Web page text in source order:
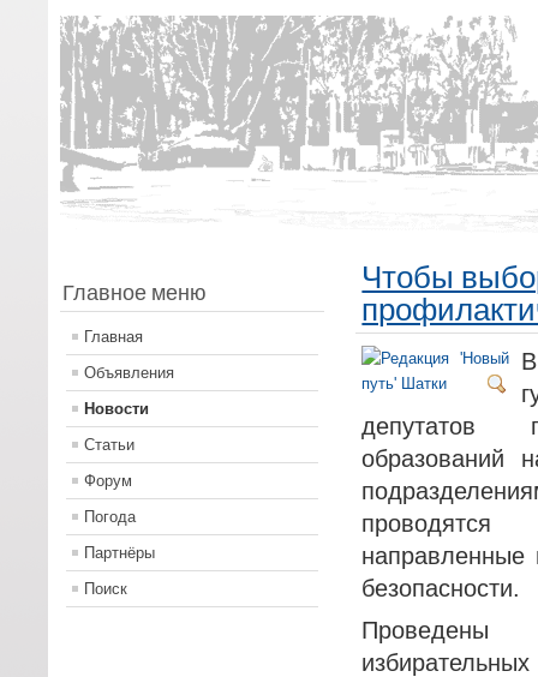
Главное меню
Главная
Объявления
Новости
Статьи
Форум
Погода
Партнёры
Поиск
Чтобы
депутатов
образований
проводятся
направленные
безопасности.
Проведены